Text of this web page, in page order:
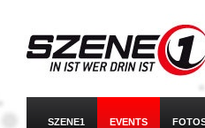
SZENE1 EVENTS